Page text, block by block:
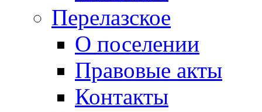
Перелазское
О поселении
Правовые акты
Контакты